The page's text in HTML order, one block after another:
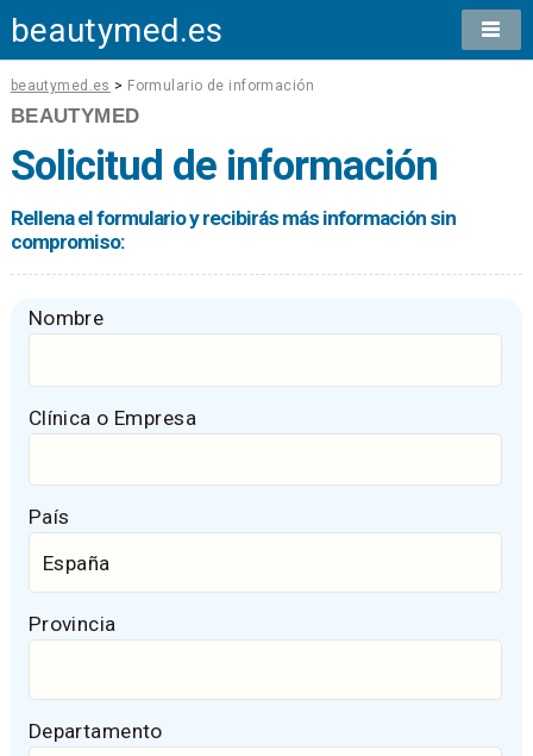
beautymed.es
beautymed.es > Formulario de información
BEAUTYMED
Solicitud de información
Rellena el formulario y recibirás más información sin
compromiso:
Nombre
Clínica o Empresa
País
Provincia
Departamento